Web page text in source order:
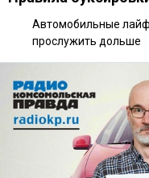
Автомобильные
прослужить дольше